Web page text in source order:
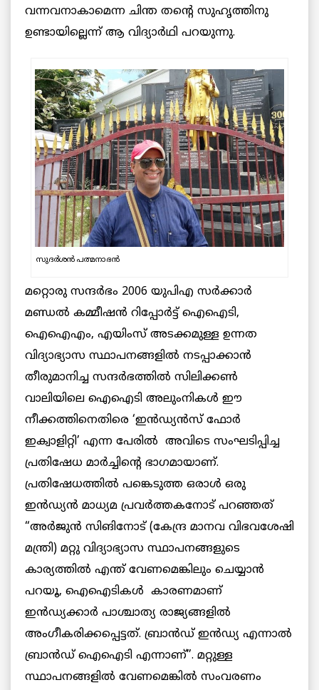
വന്നവനാകാമെന്ന ചിന്ത തന്റെ സുഹൃത്തിനു
ഉണ്ടായില്ലെന്ന് ആ വിദ്യാർഥി പറയുന്നു.
സുദർശൻ പത്മനാഭൻ
മറ്റൊരു സന്ദർഭം 2006 യുപിഎ സർക്കാർ
മണ്ഡൽ കമ്മീഷൻ റിപ്പോർട്ട് ഐഐടി,
ഐഐഎം, എയിംസ് അടക്കമുള്ള ഉന്നത
വിദ്യാഭ്യാസ സ്ഥാപനങ്ങളിൽ നടപ്പാക്കാൻ
തീരുമാനിച്ച സന്ദർഭത്തിൽ സിലിക്കൺ
വാലിയിലെ ഐഐടി അലുംനികൾ ഈ
നീക്കത്തിനെതിരെ ‘ഇൻഡ്യൻസ് ഫോർ
ഇക്വാളിറ്റി’ എന്ന പേരിൽ അവിടെ സംഘടിപ്പിച്ച
പ്രതിഷേധ മാർച്ചിന്റെ ഭാഗമായാണ്.
പ്രതിഷേധത്തിൽ പങ്കെടുത്ത ഒരാൾ ഒരു
ഇൻഡ്യൻ മാധ്യമ പ്രവർത്തകനോട് പറഞ്ഞത്
“അർജുൻ സിങിനോട് (കേന്ദ്ര മാനവ വിഭവശേഷി
മന്ത്രി) മറ്റു വിദ്യാഭ്യാസ സ്ഥാപനങ്ങളുടെ
കാര്യത്തിൽ എന്ത് വേണമെങ്കിലും ചെയ്യാൻ
പറയൂ, ഐഐടികൾ കാരണമാണ്
ഇൻഡ്യക്കാർ പാശ്ചാത്യ രാജ്യങ്ങളിൽ
അംഗീകരിക്കപ്പെട്ടത്. ബ്രാൻഡ് ഇൻഡ്യ എന്നാൽ
ബ്രാൻഡ് ഐഐടി എന്നാണ്”. മറ്റുള്ള
സ്ഥാപനങ്ങളിൽ വേണമെങ്കിൽ സംവരണം